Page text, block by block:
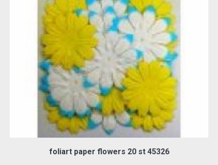
foliart paper flowers 20 st 45326